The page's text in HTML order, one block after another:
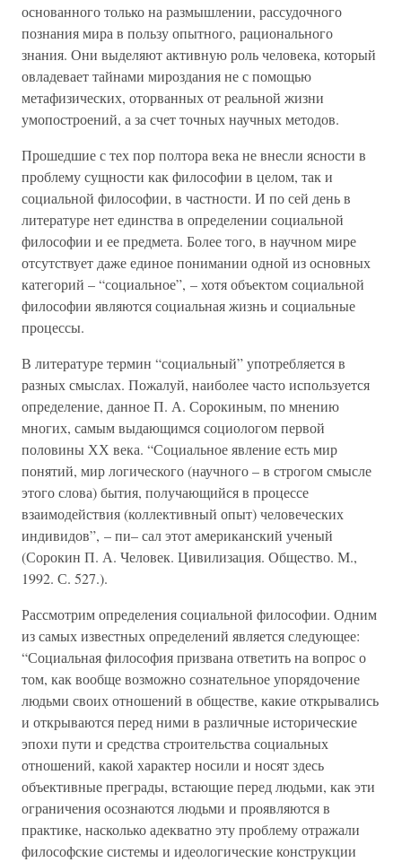
основанного только на размышлении, рассудочного
познания мира в пользу опытного, рационального
знания. Они выделяют активную роль человека, который
овладевает тайнами мироздания не с помощью
метафизических, оторванных от реальной жизни
умопостроений, а за счет точных научных методов.
Прошедшие с тех пор полтора века не внесли ясности в
проблему сущности как философии в целом, так и
социальной философии, в частности. И по сей день в
литературе нет единства в определении социальной
философии и ее предмета. Более того, в научном мире
отсутствует даже единое понимании одной из основных
категорий – “социальное”, – хотя объектом социальной
философии являются социальная жизнь и социальные
процессы.
В литературе термин “социальный” употребляется в
разных смыслах. Пожалуй, наиболее часто используется
определение, данное П. А. Сорокиным, по мнению
многих, самым выдающимся социологом первой
половины ХХ века. “Социальное явление есть мир
понятий, мир логического (научного – в строгом смысле
этого слова) бытия, получающийся в процессе
взаимодействия (коллективный опыт) человеческих
индивидов”, – пи– сал этот американский ученый
(Сорокин П. А. Человек. Цивилизация. Общество. М.,
1992. С. 527.).
Рассмотрим определения социальной философии. Одним
из самых известных определений является следующее:
“Социальная философия призвана ответить на вопрос о
том, как вообще возможно сознательное упорядочение
людьми своих отношений в обществе, какие открывались
и открываются перед ними в различные исторические
эпохи пути и средства строительства социальных
отношений, какой характер носили и носят здесь
объективные преграды, встающие перед людьми, как эти
ограничения осознаются людьми и проявляются в
практике, насколько адекватно эту проблему отражали
философские системы и идеологические конструкции